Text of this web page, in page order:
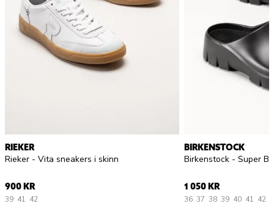
RIEKER
Rieker - Vita sneakers i skinn
900 KR
39 41 42
BIRKENSTOCK
1 050 KR
36 37 38 39 40 41 42